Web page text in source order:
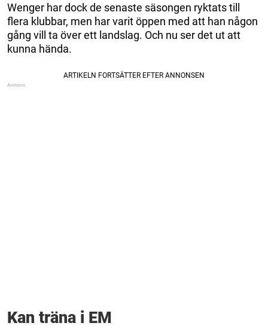
Wenger har dock de senaste säsongen ryktats till
flera klubbar, men har varit öppen med att han någon
gång vill ta över ett landslag. Och nu ser det ut att
kunna hända.
Kan träna i EM